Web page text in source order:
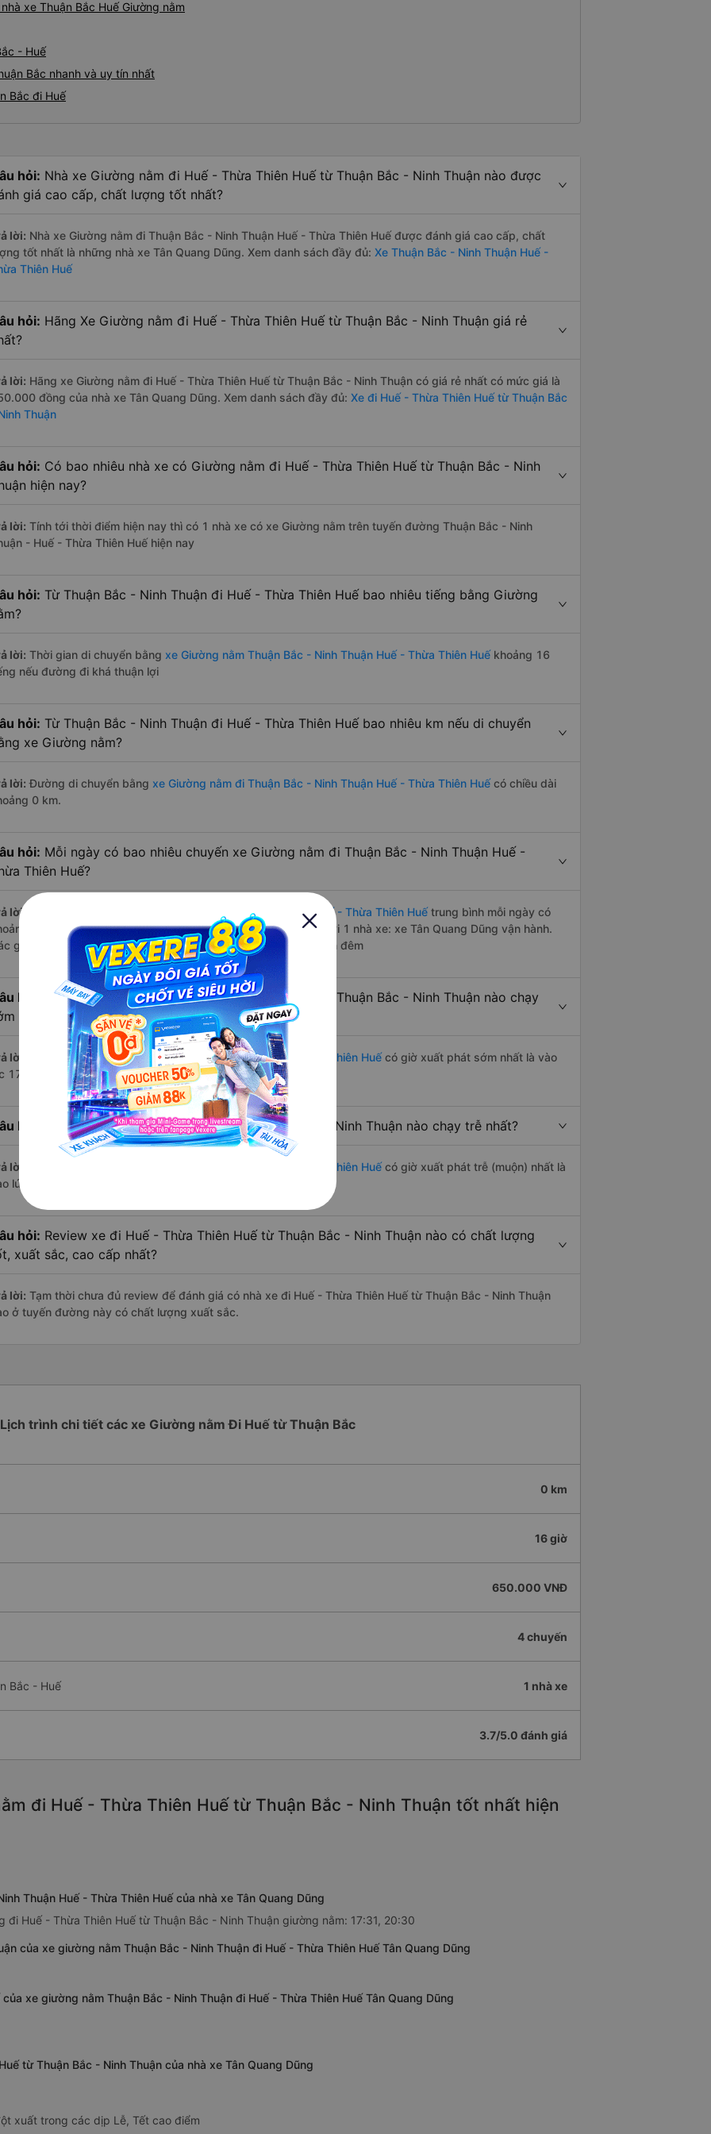
xe Thuận Bắc Huế Giường nằm
- Huế
Bắc nhanh và uy tín nhất
Bắc đi Huế
hỏi: Nhà xe Giường nằm đi Huế - Thừa Thiên Huế từ Thuận Bắc - Ninh Thuận nào được
giá cao cấp, chất lượng tốt nhất?
lời: Nhà xe Giường nằm đi Thuận Bắc - Ninh Thuận Huế - Thừa Thiên Huế được đánh giá cao cấp, chất
tốt nhất là những nhà xe Tân Quang Dũng. Xem danh sách đầy đủ: Xe Thuận Bắc - Ninh Thuận Huế -
Thiên Huế
hỏi: Hãng Xe Giường nằm đi Huế - Thừa Thiên Huế từ Thuận Bắc - Ninh Thuận giá rẻ
lời: Hãng xe Giường nằm đi Huế - Thừa Thiên Huế từ Thuận Bắc - Ninh Thuận có giá rẻ nhất có mức giá là
đồng của nhà xe Tân Quang Dũng. Xem danh sách đầy đủ: Xe đi Huế - Thừa Thiên Huế từ Thuận Bắc
Thuận
hỏi: Có bao nhiêu nhà xe có Giường nằm đi Huế - Thừa Thiên Huế từ Thuận Bắc - Ninh
hiện nay?
lời: Tính tới thời điểm hiện nay thì có 1 nhà xe có xe Giường nằm trên tuyến đường Thuận Bắc - Ninh
- Huế - Thừa Thiên Huế hiện nay
hỏi: Từ Thuận Bắc - Ninh Thuận đi Huế - Thừa Thiên Huế bao nhiêu tiếng bằng Giường
lời: Thời gian di chuyển bằng xe Giường nằm Thuận Bắc - Ninh Thuận Huế - Thừa Thiên Huếkhoảng 16
nếu đường đi khá thuận lợi
hỏi: Từ Thuận Bắc - Ninh Thuận đi Huế - Thừa Thiên Huế bao nhiêu km nếu di chuyển
xe Giường nằm?
lời: Đường di chuyển bằng xe Giường nằm đi Thuận Bắc - Ninh Thuận Huế - Thừa Thiên Huếcó chiều dài
0 km.
hỏi: Mỗi ngày có bao nhiêu chuyến xe Giường nằm đi Thuận Bắc - Ninh Thuận Huế -
Thiên Huế?
lời: xe Giường nằm Thuận Bắc - Ninh Thuận Huế - Thừa Thiên Huếtrung bình mỗi ngày có
4 chuyến trênVexere.combắt đầu từ 17:31 đến 20:30 bởi 1 nhà xe: xe Tân Quang Dũng vận hành.
giờ xe chạy có đầy đủ cả ban ngày, buổi trưa, buổi chiều, ban đêm
hỏi:
Nhà xe Giường nằm đi Huế - Thừa Thiên Huế từ Thuận Bắc - Ninh Thuận nào chạy
nhất?
lời: ChuyếnGiường nằm Thuận Bắc - Ninh Thuận Huế - Thừa Thiên Huếcó giờ xuất phát sớm nhất là vào
17:31 là của nhà xe Tân Quang Dũng.
hỏi: Nhà xe đi Huế - Thừa Thiên Huế từ Thuận Bắc - Ninh Thuận nào chạy trễ nhất?
lời: Giường nằm Thuận Bắc - Ninh Thuận Huế - Thừa Thiên Huếcó giờ xuất phát trễ (muộn) nhất là
lúc 20:30 là của nhà xe Tân Quang Dũng.
hỏi: Review xe đi Huế - Thừa Thiên Huế từ Thuận Bắc - Ninh Thuận nào có chất lượng
xuất sắc, cao cấp nhất?
lời: Tạm thời chưa đủ review để đánh giá có nhà xe đi Huế - Thừa Thiên Huế từ Thuận Bắc - Ninh Thuận
ở tuyến đường này có chất lượng xuất sắc.
Lịch trình chi tiết các xe Giường nằm Đi Huế từ Thuận Bắc
0 km
16 giờ
650.000 VNĐ
4 chuyến
Bắc - Huế 1 nhà xe
3.7/5.0 đánh giá
đi Huế - Thừa Thiên Huế từ Thuận Bắc - Ninh Thuận tốt nhất hiện
Thuận Huế - Thừa Thiên Huế của nhà xe Tân Quang Dũng
đi Huế - Thừa Thiên Huế từ Thuận Bắc - Ninh Thuận giường nằm: 17:31, 20:30
của xe giường nằm Thuận Bắc - Ninh Thuận đi Huế - Thừa Thiên Huế Tân Quang Dũng
xe giường nằm Thuận Bắc - Ninh Thuận đi Huế - Thừa Thiên Huế Tân Quang Dũng
từ Thuận Bắc - Ninh Thuận của nhà xe Tân Quang Dũng
xuất trong các dịp Lễ, Tết cao điểm